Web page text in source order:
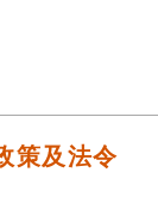
策及法令